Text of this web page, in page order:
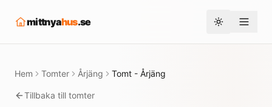
mittnyahus.se Toggle theme
Hem Tomter Årjäng Tomt - Årjäng
Tillbaka till tomter